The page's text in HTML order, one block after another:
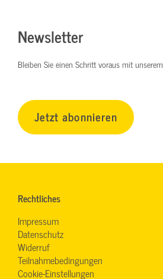
Newsletter
Bleiben Sie einen Schritt voraus mit unserem
Jetzt abonnieren
Rechtliches
Impressum
Datenschutz
Widerruf
Teilnahmebedingungen
Cookie-Einstellungen